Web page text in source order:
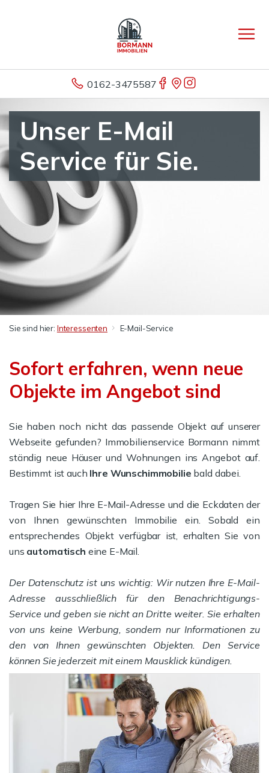
0162-3475587
Unser E-Mail
Service für Sie.
Sie sind hier: Interessenten E-Mail-Service
Sofort erfahren, wenn neue
Objekte im Angebot sind
Sie haben noch nicht das passende Objekt auf unserer
Webseite gefunden? Immobilienservice Bormann nimmt
ständig neue Häuser und Wohnungen ins Angebot auf.
Bestimmt ist auch Ihre Wunschimmobilie bald dabei.
Tragen Sie hier Ihre E-Mail-Adresse und die Eckdaten der
von Ihnen gewünschten Immobilie ein. Sobald ein
entsprechendes Objekt verfügbar ist, erhalten Sie von
uns automatisch eine E-Mail.
Der Datenschutz ist uns wichtig: Wir nutzen Ihre E-Mail-
Adresse ausschließlich für den Benachrichtigungs-
Service und geben sie nicht an Dritte weiter. Sie erhalten
von uns keine Werbung, sondern nur Informationen zu
den von Ihnen gewünschten Objekten. Den Service
können Sie jederzeit mit einem Mausklick kündigen.